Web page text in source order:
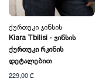
Ქურთუკი Ჯინსის
Kiara Tbilisi - Ჯინსის
Ქურთუკი Რკინის
Დეტალებით
229,00 ₾